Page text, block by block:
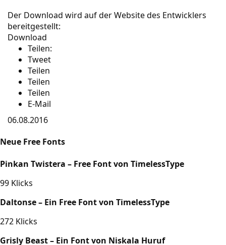
Der Download wird auf der Website des Entwicklers
bereitgestellt:
Download
Teilen:
Tweet
Teilen
Teilen
Teilen
E-Mail
06.08.2016
Neue Free Fonts
Pinkan Twistera – Free Font von TimelessType
99 Klicks
Daltonse – Ein Free Font von TimelessType
272 Klicks
Grisly Beast – Ein Font von Niskala Huruf